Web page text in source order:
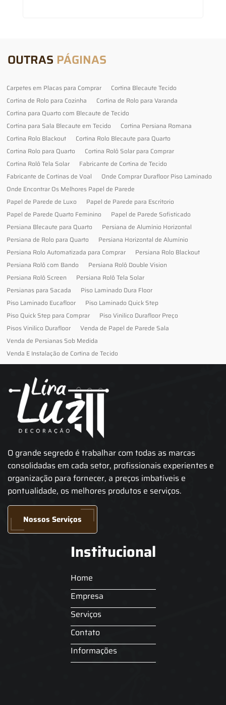
OUTRAS PÁGINAS
Carpetes em Placas para Comprar
Cortina Blecaute Tecido
Cortina de Rolo para Cozinha
Cortina de Rolo para Varanda
Cortina para Quarto com Blecaute de Tecido
Cortina para Sala Blecaute em Tecido
Cortina Persiana Romana
Cortina Rolo Blackout
Cortina Rolo Blecaute para Quarto
Cortina Rolo para Quarto
Cortina Rolô Solar para Comprar
Cortina Rolô Tela Solar
Fabricante de Cortina de Tecido
Fabricante de Cortinas de Voal
Onde Comprar Durafloor Piso Laminado
Onde Encontrar Os Melhores Papel de Parede
Papel de Parede de Luxo
Papel de Parede para Escritorio
Papel de Parede Quarto Feminino
Papel de Parede Sofisticado
Persiana Blecaute para Quarto
Persiana de Alumínio Horizontal
Persiana de Rolo para Quarto
Persiana Horizontal de Alumínio
Persiana Rolo Automatizada para Comprar
Persiana Rolo Blackout
Persiana Rolô com Bando
Persiana Rolô Double Vision
Persiana Rolô Screen
Persiana Rolô Tela Solar
Persianas para Sacada
Piso Laminado Dura Floor
Piso Laminado Eucafloor
Piso Laminado Quick Step
Piso Quick Step para Comprar
Piso Vinilico Durafloor Preço
Pisos Vinilico Durafloor
Venda de Papel de Parede Sala
Venda de Persianas Sob Medida
Venda E Instalação de Cortina de Tecido
O grande segredo é trabalhar com todas as marcas
consolidadas em cada setor, profissionais experientes e
organização para fornecer, a preços imbatíveis e
pontualidade, os melhores produtos e serviços.
Nossos Serviços
Institucional
Home
Empresa
Serviços
Contato
Informações